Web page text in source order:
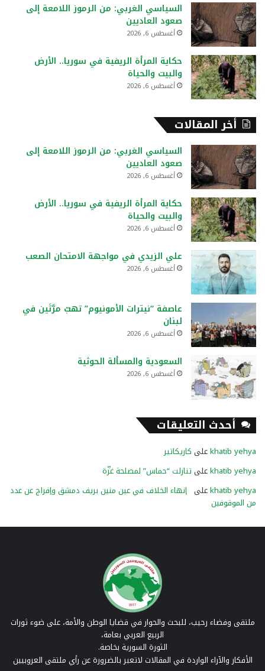
السياسي الغربي: من الرموز اللامعة إلى
صعود العاديين
أغسطس 6, 2026
حكاية المرأة الريفية في سوريا.. الأرض
والبيت والحياة
أغسطس 6, 2026
أخر المقالات
السياسي الغربي: من الرموز اللامعة إلى
صعود العاديين
أغسطس 6, 2026
حكاية المرأة الريفية في سوريا.. الأرض
والبيت والحياة
أغسطس 6, 2026
علي الزيدي في مواجهة الامتحان الصعب
أغسطس 6, 2026
عاصفة “نيترات الأمونيوم” تهبّ مرَّتَين في
لبنان
أغسطس 6, 2026
السعودية والمسألة الحوثية
أغسطس 6, 2026
أحدث التعليقات
khatib yehyaعلى كاريكاتير
khatib yehyaعلى تنازلت “حماس” لمصلحة غزّة
khatib yehyaعلى إنهاء الخلاف في عين منين بريف دمشق وإفراج عن عدد
من الموقوفين
ملتقى وفضاء رحيب، للبحث والحوار في قضايا الوطن والأمة، على ضوء ثورات
الربيع العربي بعامة،
الثورة السورية بخاصة.
الأفكار والآراء الواردة في المقالات لاتعبر بالضرورة عن رأي ملتقى العروبيين